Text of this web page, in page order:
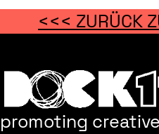
<<< ZURÜCK
promoting creative